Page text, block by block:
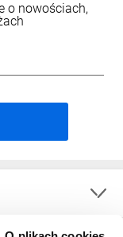
o nowościach,